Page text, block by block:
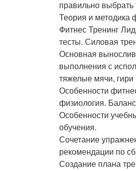
правильно выбрать
Теория и методика
Фитнес Тренинг
тесты. Силовая
Основная
выполнения с
тяжелые мячи, гири
Особенности
физиология.
Особенности
обучения.
Сочетание
рекомендации по
Создание плана